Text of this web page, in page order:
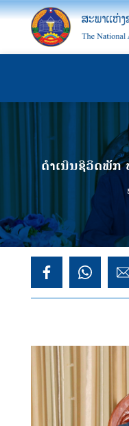
ດໍາເນີນຊີວິດພັກ